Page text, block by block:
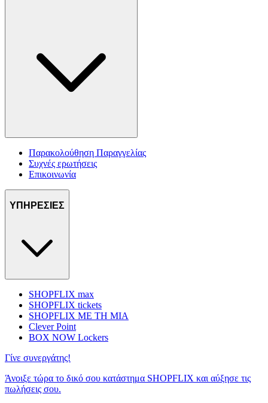
Παρακολούθηση Παραγγελίας
Συχνές ερωτήσεις
Επικοινωνία
ΥΠΗΡΕΣΙΕΣ
SHOPFLIX max
SHOPFLIX tickets
SHOPFLIX ΜΕ ΤΗ ΜΙΑ
Clever Point
BOX NOW Lockers
Γίνε συνεργάτης!
Άνοιξε τώρα το δικό σου κατάστημα SHOPFLIX και αύξησε τις
πωλήσεις σου.